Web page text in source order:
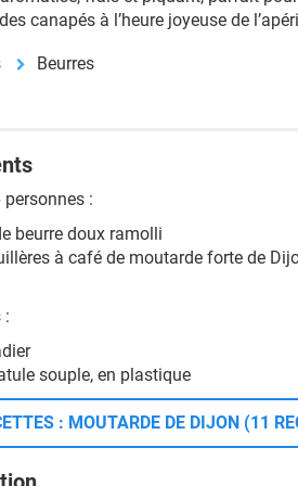
canapés à l’heure joyeuse de
Beurres
personnes :
beurre doux ramolli
à café de moutarde forte de
:
souple, en plastique
: MOUTARDE DE DIJON (11